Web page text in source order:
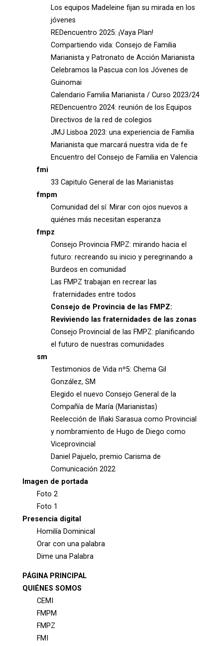
Los equipos Madeleine fijan su mirada en los
jóvenes
REDencuentro 2025: ¡Vaya Plan!
Compartiendo vida: Consejo de Familia
Marianista y Patronato de Acción Marianista
Celebramos la Pascua con los Jóvenes de
Guinomai
Calendario Familia Marianista / Curso 2023/24
REDencuentro 2024: reunión de los Equipos
Directivos de la red de colegios
JMJ Lisboa 2023: una experiencia de Familia
Marianista que marcará nuestra vida de fe
Encuentro del Consejo de Familia en Valencia
fmi
33 Capitulo General de las Marianistas
fmpm
Comunidad del sí: Mirar con ojos nuevos a
quiénes más necesitan esperanza
fmpz
Consejo Provincia FMPZ: mirando hacia el
futuro: recreando su inicio y peregrinando a
Burdeos en comunidad
Las FMPZ trabajan en recrear las
fraternidades entre todos
Consejo de Provincia de las FMPZ:
Reviviendo las fraternidades de las zonas
Consejo Provincial de las FMPZ: planificando
el futuro de nuestras comunidades
sm
Testimonios de Vida nº5: Chema Gil
González, SM
Elegido el nuevo Consejo General de la
Compañía de María (Marianistas)
Reelección de Iñaki Sarasua como Provincial
y nombramiento de Hugo de Diego como
Viceprovincial
Daniel Pajuelo, premio Carisma de
Comunicación 2022
Imagen de portada
Foto 2
Foto 1
Presencia digital
Homilía Dominical
Orar con una palabra
Dime una Palabra
PÁGINA PRINCIPAL
QUIÉNES SOMOS
CEMI
FMPM
FMPZ
FMI